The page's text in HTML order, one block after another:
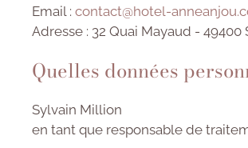
Email : contact@hotel-
Adresse : 32 Quai Mayaud - 49400
Quelles données
Sylvain Million
en tant que responsable de